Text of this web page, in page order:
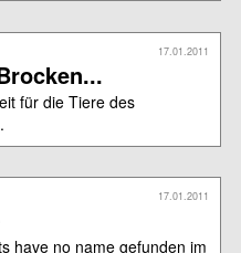
17.01.2011
für die Tiere des
17.01.2011
have no name gefunden im